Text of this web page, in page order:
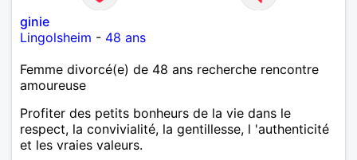
ginie
Lingolsheim - 48 ans
Femme divorcé(e) de 48 ans recherche rencontre
amoureuse
Profiter des petits bonheurs de la vie dans le
respect, la convivialité, la gentillesse, l 'authenticité
et les vraies valeurs.